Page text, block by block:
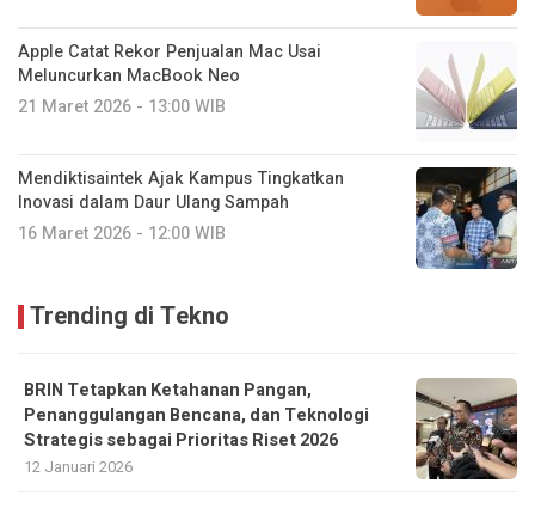
Apple Catat Rekor Penjualan Mac Usai
Meluncurkan MacBook Neo
21 Maret 2026 - 13:00 WIB
Mendiktisaintek Ajak Kampus Tingkatkan
Inovasi dalam Daur Ulang Sampah
16 Maret 2026 - 12:00 WIB
Trending di Tekno
BRIN Tetapkan Ketahanan Pangan,
Penanggulangan Bencana, dan Teknologi
Strategis sebagai Prioritas Riset 2026
12 Januari 2026